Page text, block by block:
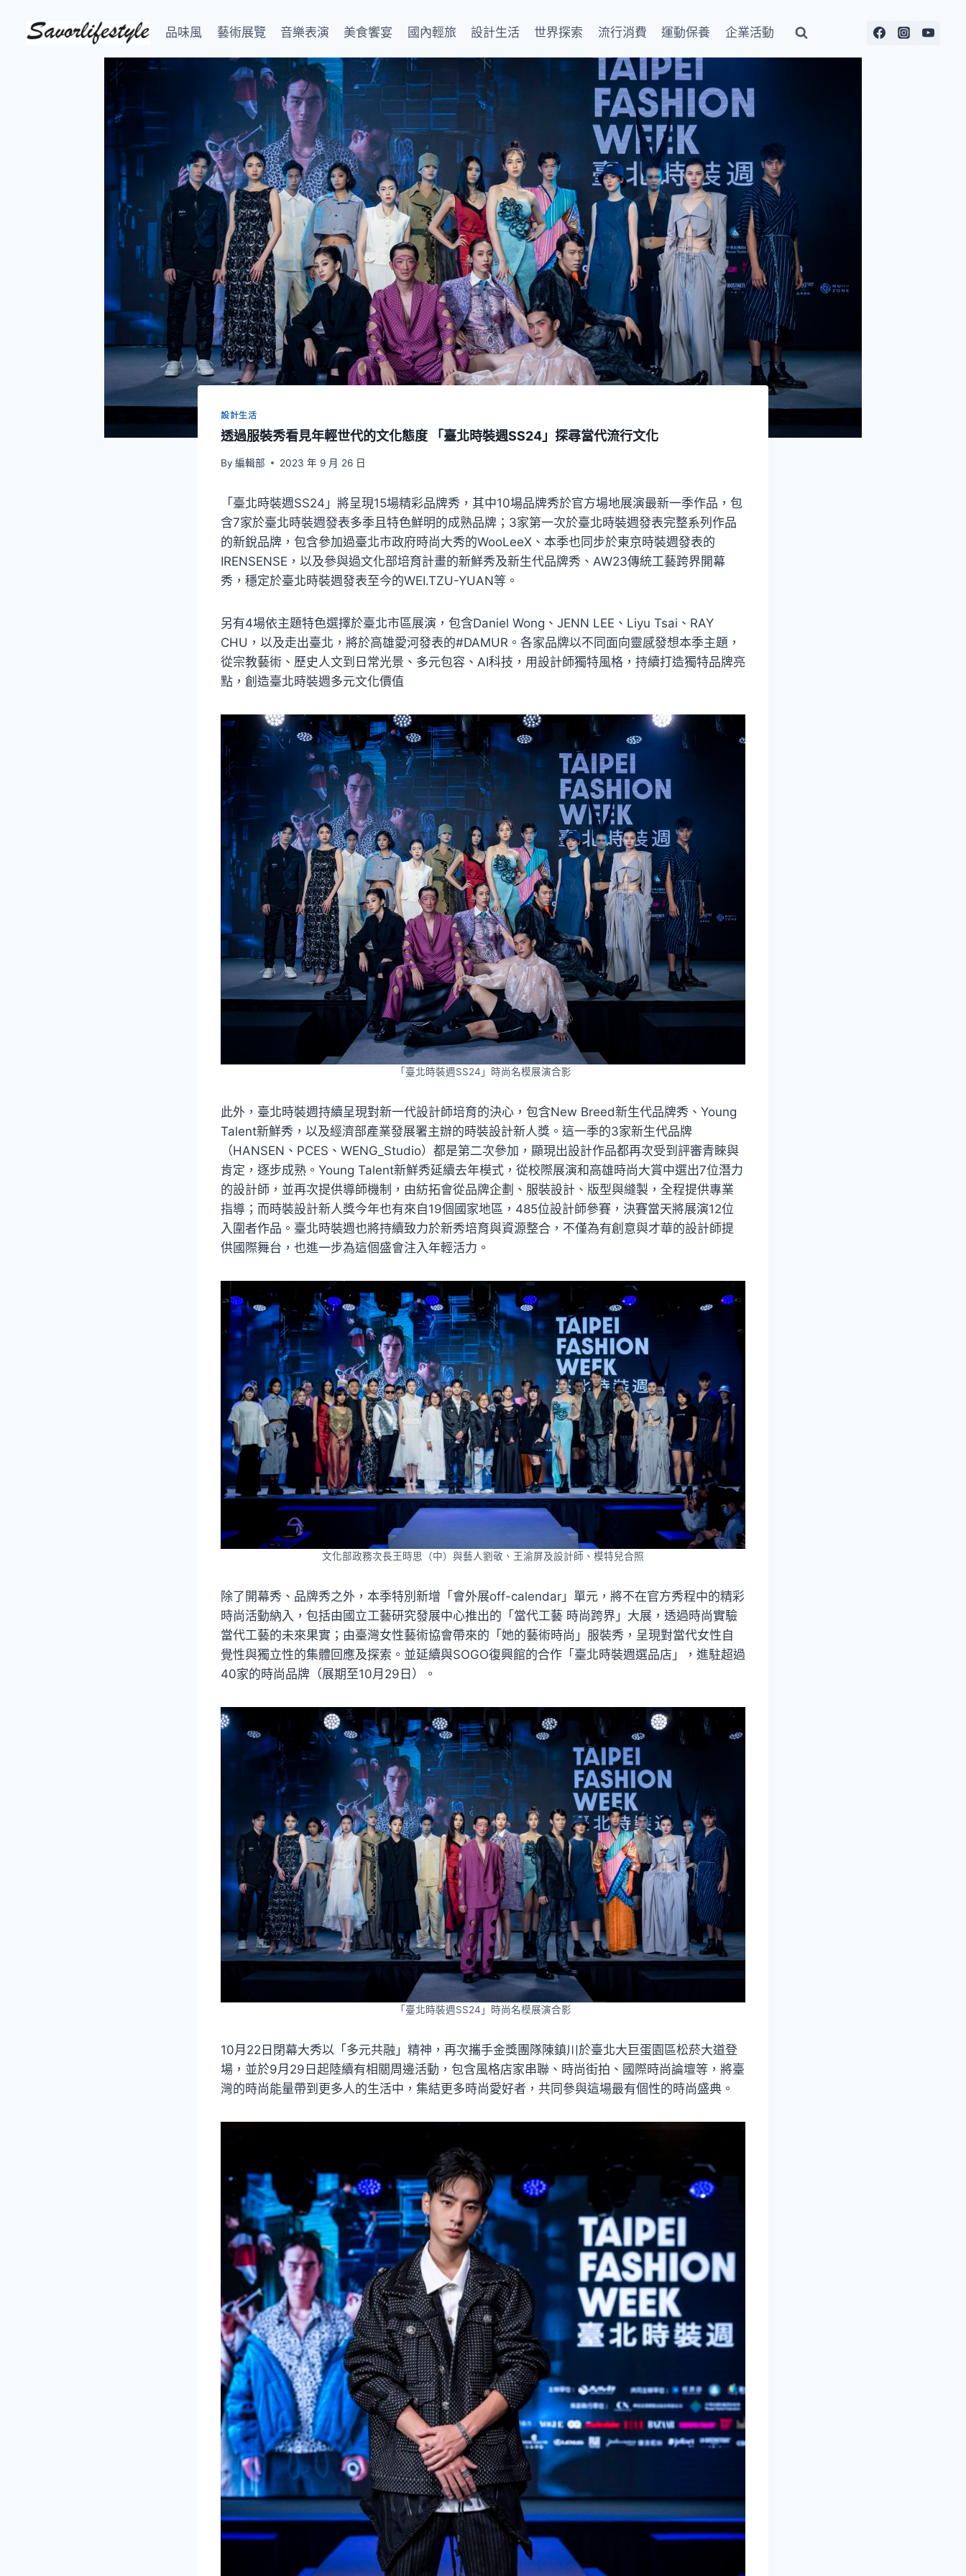
品味風 藝術展覽 音樂表演 美食饗宴 國內輕旅 設計生活 世界探索 流行消費 運動保養 企業活動
設計生活
透過服裝秀看見年輕世代的文化態度 「臺北時裝週SS24」探尋當代流行文化
By 編輯部 2023 年 9 月 26 日
「臺北時裝週SS24」將呈現15場精彩品牌秀，其中10場品牌秀於官方場地展演最新一季作品，包
含7家於臺北時裝週發表多季且特色鮮明的成熟品牌；3家第一次於臺北時裝週發表完整系列作品
的新銳品牌，包含參加過臺北市政府時尚大秀的WooLeeX、本季也同步於東京時裝週發表的
IRENSENSE，以及參與過文化部培育計畫的新鮮秀及新生代品牌秀、AW23傳統工藝跨界開幕
秀，穩定於臺北時裝週發表至今的WEI.TZU-YUAN等。
另有4場依主題特色選擇於臺北市區展演，包含Daniel Wong、JENN LEE、Liyu Tsai、RAY
CHU，以及走出臺北，將於高雄愛河發表的#DAMUR。各家品牌以不同面向靈感發想本季主題，
從宗教藝術、歷史人文到日常光景、多元包容、AI科技，用設計師獨特風格，持續打造獨特品牌亮
點，創造臺北時裝週多元文化價值
「臺北時裝週SS24」時尚名模展演合影
此外，臺北時裝週持續呈現對新一代設計師培育的決心，包含New Breed新生代品牌秀、Young
Talent新鮮秀，以及經濟部產業發展署主辦的時裝設計新人獎。這一季的3家新生代品牌
（HANSEN、PCES、WENG_Studio）都是第二次參加，顯現出設計作品都再次受到評審青睞與
肯定，逐步成熟。Young Talent新鮮秀延續去年模式，從校際展演和高雄時尚大賞中選出7位潛力
的設計師，並再次提供導師機制，由紡拓會從品牌企劃、服裝設計、版型與縫製，全程提供專業
指導；而時裝設計新人獎今年也有來自19個國家地區，485位設計師參賽，決賽當天將展演12位
入圍者作品。臺北時裝週也將持續致力於新秀培育與資源整合，不僅為有創意與才華的設計師提
供國際舞台，也進一步為這個盛會注入年輕活力。
文化部政務次長王時思（中）與藝人劉敬、王渝屏及設計師、模特兒合照
除了開幕秀、品牌秀之外，本季特別新增「會外展off-calendar」單元，將不在官方秀程中的精彩
時尚活動納入，包括由國立工藝研究發展中心推出的「當代工藝 時尚跨界」大展，透過時尚實驗
當代工藝的未來果實；由臺灣女性藝術協會帶來的「她的藝術時尚」服裝秀，呈現對當代女性自
覺性與獨立性的集體回應及探索。並延續與SOGO復興館的合作「臺北時裝週選品店」，進駐超過
40家的時尚品牌（展期至10月29日）。
「臺北時裝週SS24」時尚名模展演合影
10月22日閉幕大秀以「多元共融」精神，再次攜手金獎團隊陳鎮川於臺北大巨蛋園區松菸大道登
場，並於9月29日起陸續有相關周邊活動，包含風格店家串聯、時尚街拍、國際時尚論壇等，將臺
灣的時尚能量帶到更多人的生活中，集結更多時尚愛好者，共同參與這場最有個性的時尚盛典。